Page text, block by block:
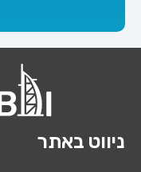
ניווט באתר